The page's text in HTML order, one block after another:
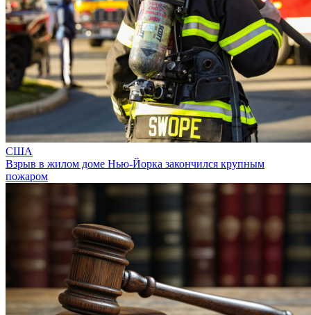
США
Взрыв в жилом доме Нью-Йорка закончился крупным
пожаром